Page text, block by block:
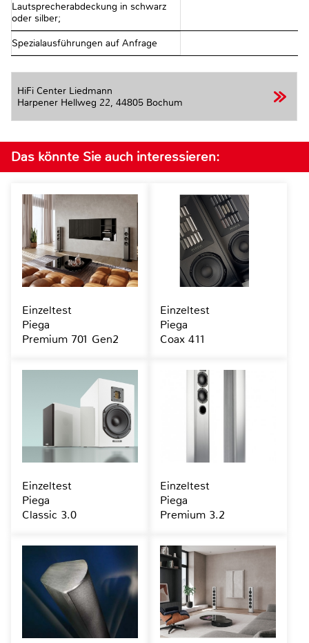
Lautsprecherabdeckung in schwarz
oder silber;
Spezialausführungen auf Anfrage
HiFi Center Liedmann
Harpener Hellweg 22, 44805 Bochum
Das könnte Sie auch interessieren:
Einzeltest
Piega
Premium 701 Gen2
Einzeltest
Piega
Coax 411
Einzeltest
Piega
Classic 3.0
Einzeltest
Piega
Premium 3.2